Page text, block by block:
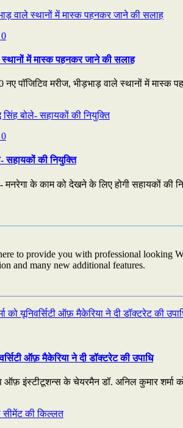
0
में मास्क पहनकर जाने की सलाह
नए पॉजिटिव मरीज, भीड़भाड़ वाले स्थानों में मास्क
0
सहायकों की नियुक्ति
के काम को देखने के लिए होगी सहायकों की
to provide you with professional looking
and many new additional features.
ऑफ़ मैकेरिया ने दी डॉक्टरेट की उपाधि
ऑफ़ इंस्टीटूशन्स के चेयरमैन डॉ. अनिल कुमार शर्मा को